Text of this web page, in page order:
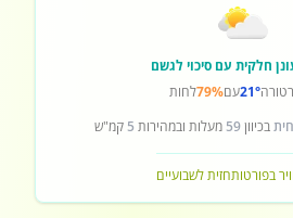
חלקית עם סיכוי לגשם
21°עם79%לחות
בכיוון59 מעלות ובמהירות 5 קמ"ש
בפורטותחזית לשבועיים